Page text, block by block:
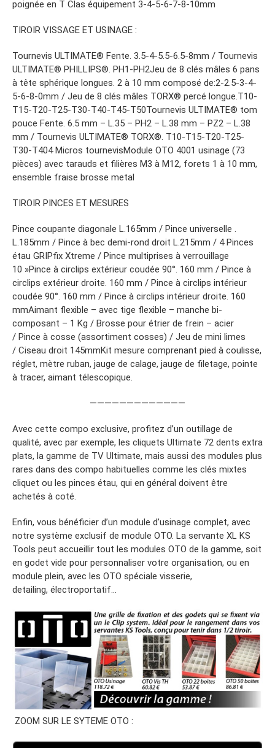
poignée en T Clas équipement 3-4-5-6-7-8-10mm
TIROIR VISSAGE ET USINAGE :
Tournevis ULTIMATE® Fente. 3.5-4-5.5-6.5-8mm / Tournevis
ULTIMATE® PHILLIPS®. PH1-PH2Jeu de 8 clés mâles 6 pans
à tête sphérique longues. 2 à 10 mm composé de:2-2.5-3-4-
5-6-8-0mm / Jeu de 8 clés mâles TORX® percé longue.T10-
T15-T20-T25-T30-T40-T45-T50Tournevis ULTIMATE® tom
pouce Fente. 6.5 mm – L.35 – PH2 – L.38 mm – PZ2 – L.38
mm / Tournevis ULTIMATE® TORX®. T10-T15-T20-T25-
T30-T404 Micros tournevisModule OTO 4001 usinage (73
pièces) avec tarauds et filières M3 à M12, forets 1 à 10 mm,
ensemble fraise brosse metal
TIROIR PINCES ET MESURES
Pince coupante diagonale L.165mm / Pince universelle .
L.185mm / Pince à bec demi-rond droit L.215mm / 4 Pinces
étau GRIPfix Xtreme / Pince multiprises à verrouillage
10 »Pince à circlips extérieur coudée 90°. 160 mm / Pince à
circlips extérieur droite. 160 mm / Pince à circlips intérieur
coudée 90°. 160 mm / Pince à circlips intérieur droite. 160
mmAimant flexible – avec tige flexible – manche bi-
composant – 1 Kg / Brosse pour étrier de frein – acier
/ Pince à cosse (assortiment cosses) / Jeu de mini limes
/ Ciseau droit 145mmKit mesure comprenant pied à coulisse,
réglet, mètre ruban, jauge de calage, jauge de filetage, pointe
à tracer, aimant télescopique.
—————————————
Avec cette compo exclusive, profitez d’un outillage de
qualité, avec par exemple, les cliquets Ultimate 72 dents extra
plats, la gamme de TV Ultimate, mais aussi des modules plus
rares dans des compo habituelles comme les clés mixtes
cliquet ou les pinces étau, qui en général doivent être
achetés à coté.
Enfin, vous bénéficier d’un module d’usinage complet, avec
notre système exclusif de module OTO. La servante XL KS
Tools peut accueillir tout les modules OTO de la gamme, soit
en godet vide pour personnaliser votre organisation, ou en
module plein, avec les OTO spéciale visserie,
detailing, électroportatif…
ZOOM SUR LE SYTEME OTO :